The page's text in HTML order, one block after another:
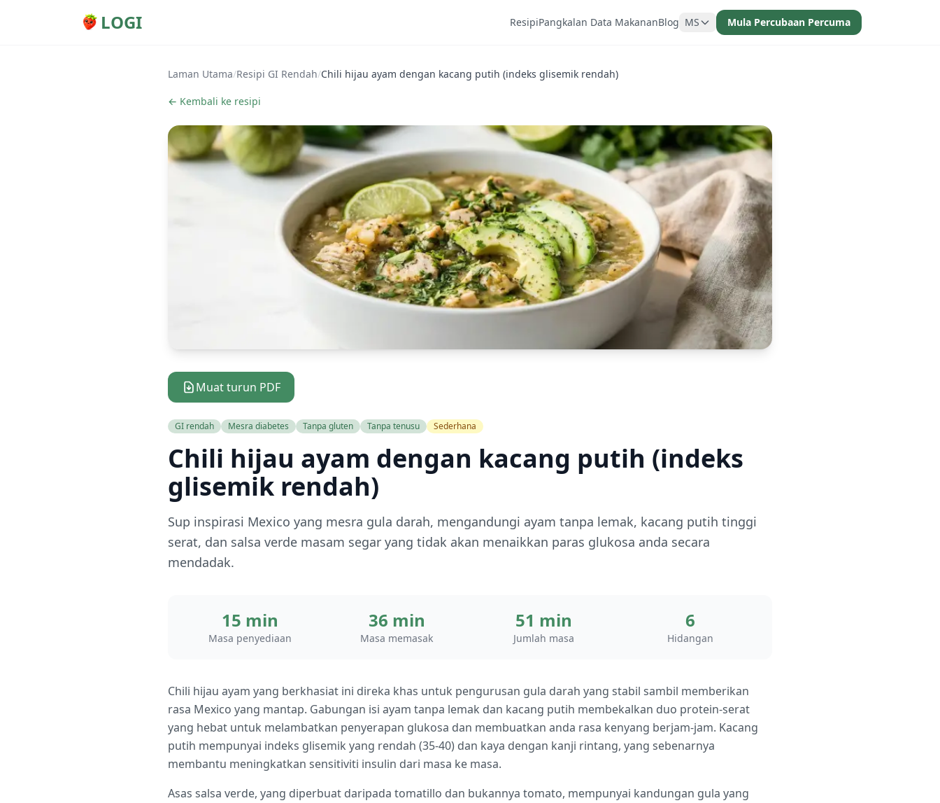
LOGI ResipiPangkalan Data MakananBlog MS Mula Percubaan Percuma
Laman Utama/Resipi GI Rendah/Chili hijau ayam dengan kacang putih (indeks glisemik rendah)
← Kembali ke resipi
Muat turun PDF
GI rendah Mesra diabetes Tanpa gluten Tanpa tenusu Sederhana
Chili hijau ayam dengan kacang putih (indeks
glisemik rendah)
Sup inspirasi Mexico yang mesra gula darah, mengandungi ayam tanpa lemak, kacang putih tinggi
serat, dan salsa verde masam segar yang tidak akan menaikkan paras glukosa anda secara
mendadak.
15 min
Masa penyediaan
36 min
Masa memasak
51 min
Jumlah masa
6
Hidangan
Chili hijau ayam yang berkhasiat ini direka khas untuk pengurusan gula darah yang stabil sambil memberikan
rasa Mexico yang mantap. Gabungan isi ayam tanpa lemak dan kacang putih membekalkan duo protein-serat
yang hebat untuk melambatkan penyerapan glukosa dan membuatkan anda rasa kenyang berjam-jam. Kacang
putih mempunyai indeks glisemik yang rendah (35-40) dan kaya dengan kanji rintang, yang sebenarnya
membantu meningkatkan sensitiviti insulin dari masa ke masa.
Asas salsa verde, yang diperbuat daripada tomatillo dan bukannya tomato, mempunyai kandungan gula yang